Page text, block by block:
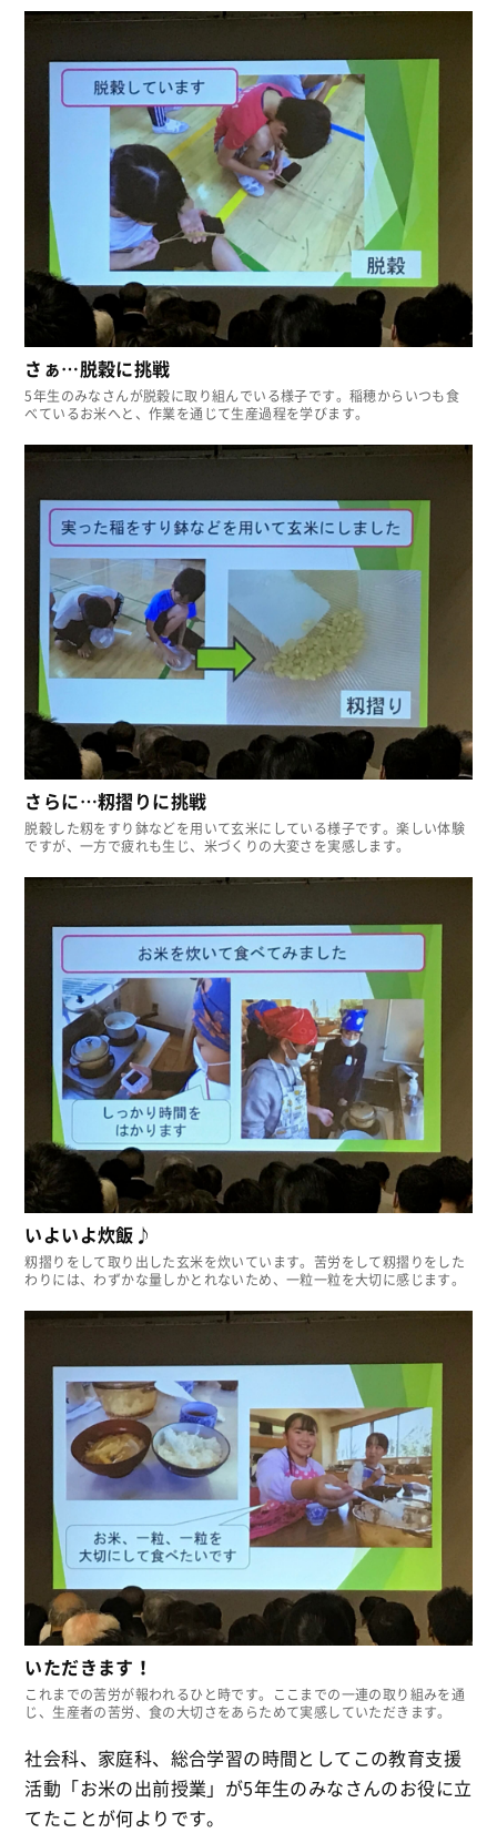
さぁ…脱穀に挑戦
5年生のみなさんが脱穀に取り組んでいる様子です。稲穂からいつも食
べているお米へと、作業を通じて生産過程を学びます。
さらに…籾摺りに挑戦
脱穀した籾をすり鉢などを用いて玄米にしている様子です。楽しい体験
ですが、一方で疲れも生じ、米づくりの大変さを実感します。
いよいよ炊飯♪
籾摺りをして取り出した玄米を炊いています。苦労をして籾摺りをした
わりには、わずかな量しかとれないため、一粒一粒を大切に感じます。
いただきます！
これまでの苦労が報われるひと時です。ここまでの一連の取り組みを通
じ、生産者の苦労、食の大切さをあらためて実感していただきます。
社会科、家庭科、総合学習の時間としてこの教育支援
活動「お米の出前授業」が5年生のみなさんのお役に立
てたことが何よりです。